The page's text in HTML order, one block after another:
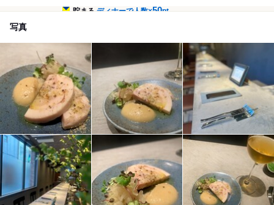
貯まるディナーで人数×50pt
写真